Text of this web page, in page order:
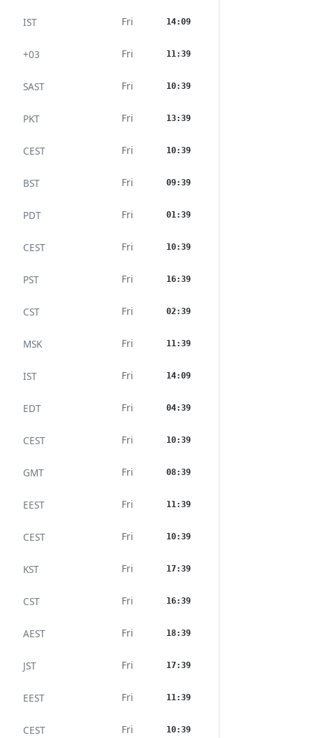
IST Fri 14:09
+03 Fri 11:39
SAST Fri 10:39
PKT Fri 13:39
CEST Fri 10:39
BST Fri 09:39
PDT Fri 01:39
CEST Fri 10:39
PST Fri 16:39
CST Fri 02:39
MSK Fri 11:39
IST Fri 14:09
EDT Fri 04:39
CEST Fri 10:39
GMT Fri 08:39
EEST Fri 11:39
CEST Fri 10:39
KST Fri 17:39
CST Fri 16:39
AEST Fri 18:39
JST Fri 17:39
EEST Fri 11:39
CEST Fri 10:39